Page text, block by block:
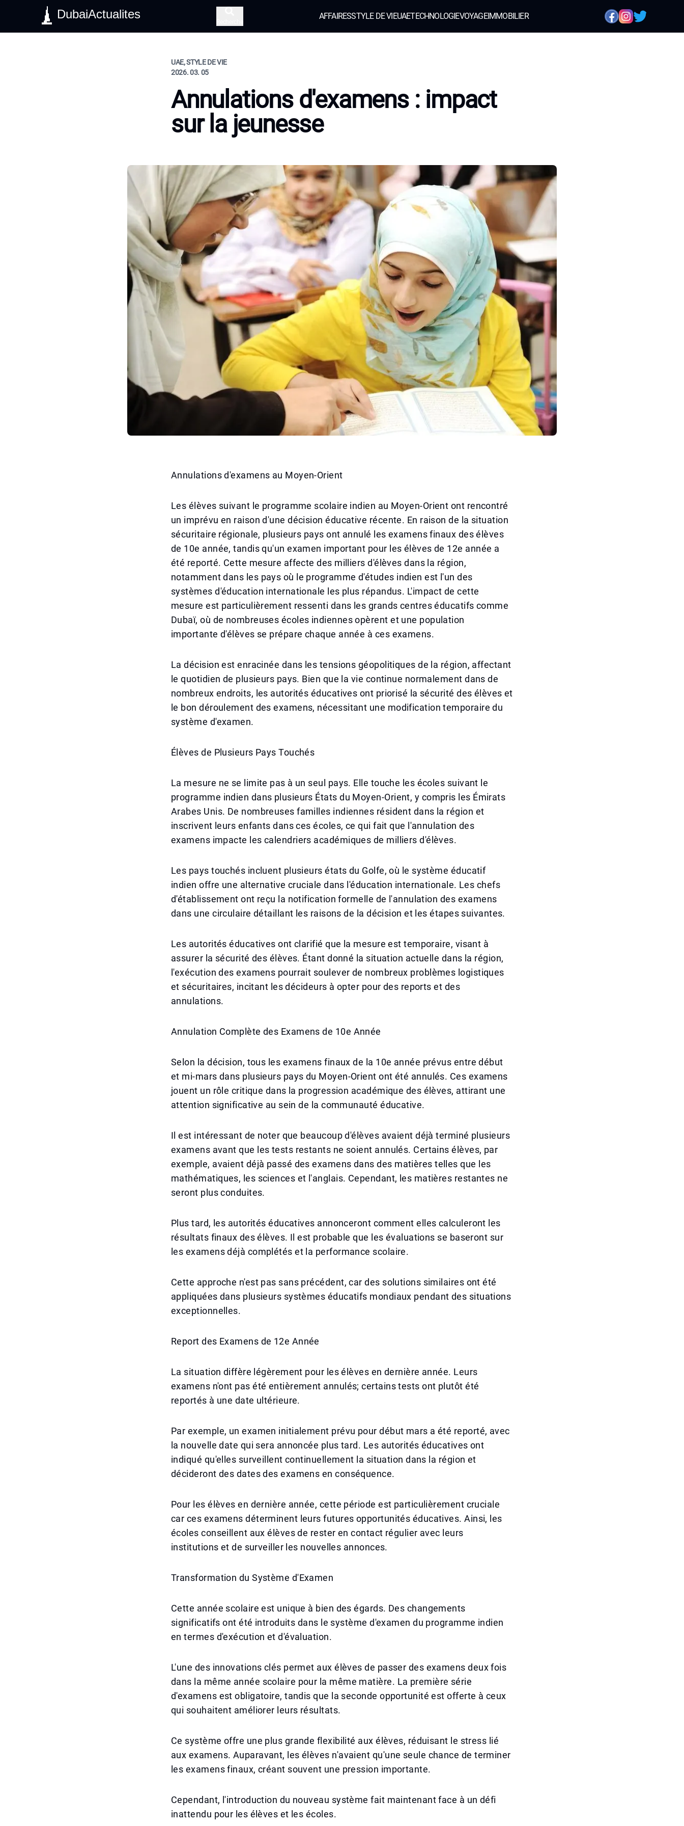
DubaiActualites AFFAIRESSTYLE DE VIEUAETECHNOLOGIEVOYAGEIMMOBILIER
UAE, STYLE DE VIE
2026. 03. 05
Annulations d'examens : impact
sur la jeunesse
Annulations d'examens au Moyen-Orient
Les élèves suivant le programme scolaire indien au Moyen-Orient ont rencontré
un imprévu en raison d'une décision éducative récente. En raison de la situation
sécuritaire régionale, plusieurs pays ont annulé les examens finaux des élèves
de 10e année, tandis qu'un examen important pour les élèves de 12e année a
été reporté. Cette mesure affecte des milliers d'élèves dans la région,
notamment dans les pays où le programme d'études indien est l'un des
systèmes d'éducation internationale les plus répandus. L'impact de cette
mesure est particulièrement ressenti dans les grands centres éducatifs comme
Dubaï, où de nombreuses écoles indiennes opèrent et une population
importante d'élèves se prépare chaque année à ces examens.
La décision est enracinée dans les tensions géopolitiques de la région, affectant
le quotidien de plusieurs pays. Bien que la vie continue normalement dans de
nombreux endroits, les autorités éducatives ont priorisé la sécurité des élèves et
le bon déroulement des examens, nécessitant une modification temporaire du
système d'examen.
Élèves de Plusieurs Pays Touchés
La mesure ne se limite pas à un seul pays. Elle touche les écoles suivant le
programme indien dans plusieurs États du Moyen-Orient, y compris les Émirats
Arabes Unis. De nombreuses familles indiennes résident dans la région et
inscrivent leurs enfants dans ces écoles, ce qui fait que l'annulation des
examens impacte les calendriers académiques de milliers d'élèves.
Les pays touchés incluent plusieurs états du Golfe, où le système éducatif
indien offre une alternative cruciale dans l'éducation internationale. Les chefs
d'établissement ont reçu la notification formelle de l'annulation des examens
dans une circulaire détaillant les raisons de la décision et les étapes suivantes.
Les autorités éducatives ont clarifié que la mesure est temporaire, visant à
assurer la sécurité des élèves. Étant donné la situation actuelle dans la région,
l'exécution des examens pourrait soulever de nombreux problèmes logistiques
et sécuritaires, incitant les décideurs à opter pour des reports et des
annulations.
Annulation Complète des Examens de 10e Année
Selon la décision, tous les examens finaux de la 10e année prévus entre début
et mi-mars dans plusieurs pays du Moyen-Orient ont été annulés. Ces examens
jouent un rôle critique dans la progression académique des élèves, attirant une
attention significative au sein de la communauté éducative.
Il est intéressant de noter que beaucoup d'élèves avaient déjà terminé plusieurs
examens avant que les tests restants ne soient annulés. Certains élèves, par
exemple, avaient déjà passé des examens dans des matières telles que les
mathématiques, les sciences et l'anglais. Cependant, les matières restantes ne
seront plus conduites.
Plus tard, les autorités éducatives annonceront comment elles calculeront les
résultats finaux des élèves. Il est probable que les évaluations se baseront sur
les examens déjà complétés et la performance scolaire.
Cette approche n'est pas sans précédent, car des solutions similaires ont été
appliquées dans plusieurs systèmes éducatifs mondiaux pendant des situations
exceptionnelles.
Report des Examens de 12e Année
La situation diffère légèrement pour les élèves en dernière année. Leurs
examens n'ont pas été entièrement annulés; certains tests ont plutôt été
reportés à une date ultérieure.
Par exemple, un examen initialement prévu pour début mars a été reporté, avec
la nouvelle date qui sera annoncée plus tard. Les autorités éducatives ont
indiqué qu'elles surveillent continuellement la situation dans la région et
décideront des dates des examens en conséquence.
Pour les élèves en dernière année, cette période est particulièrement cruciale
car ces examens déterminent leurs futures opportunités éducatives. Ainsi, les
écoles conseillent aux élèves de rester en contact régulier avec leurs
institutions et de surveiller les nouvelles annonces.
Transformation du Système d'Examen
Cette année scolaire est unique à bien des égards. Des changements
significatifs ont été introduits dans le système d'examen du programme indien
en termes d'exécution et d'évaluation.
L'une des innovations clés permet aux élèves de passer des examens deux fois
dans la même année scolaire pour la même matière. La première série
d'examens est obligatoire, tandis que la seconde opportunité est offerte à ceux
qui souhaitent améliorer leurs résultats.
Ce système offre une plus grande flexibilité aux élèves, réduisant le stress lié
aux examens. Auparavant, les élèves n'avaient qu'une seule chance de terminer
les examens finaux, créant souvent une pression importante.
Cependant, l'introduction du nouveau système fait maintenant face à un défi
inattendu pour les élèves et les écoles.